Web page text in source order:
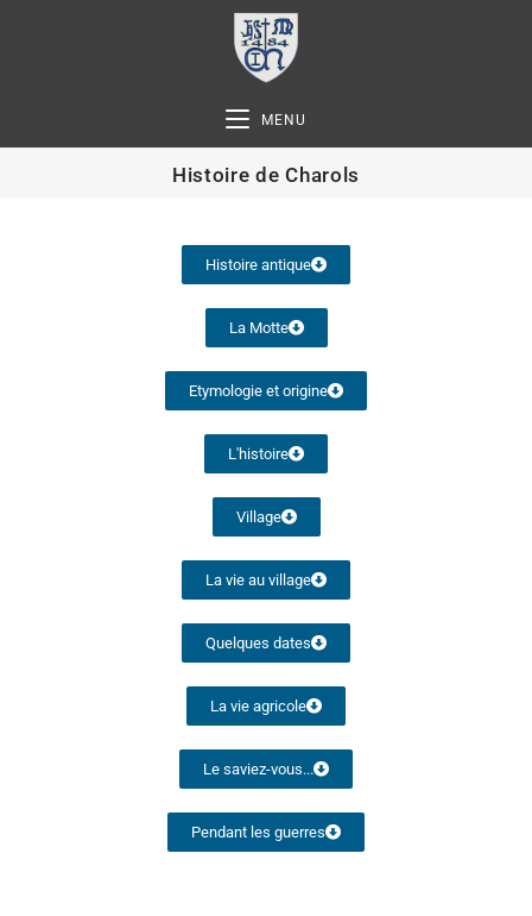
MENU
Histoire de Charols
Histoire antique
La Motte
Etymologie et origine
L'histoire
Village
La vie au village
Quelques dates
La vie agricole
Le saviez-vous...
Pendant les guerres